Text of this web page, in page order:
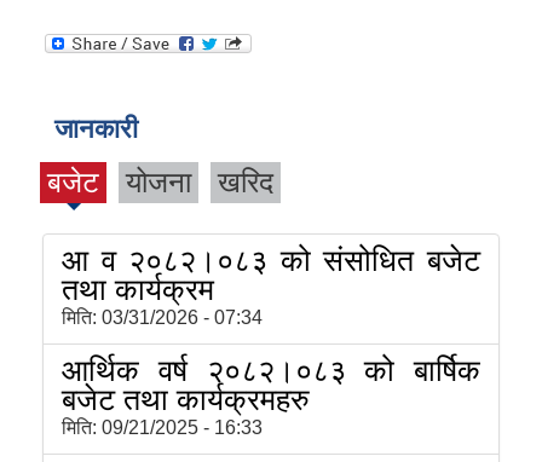
जानकारी
बजेट योजना खरिद
आ व २०८२।०८३ को संसोधित बजेट
तथा कार्यक्रम
मिति: 03/31/2026 - 07:34
आर्थिक वर्ष २०८२।०८३ को बार्षिक
बजेट तथा कार्यक्रमहरु
मिति: 09/21/2025 - 16:33